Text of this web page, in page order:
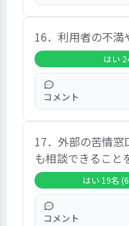
この項目では、
の96.6％を占め
0.0％、「いい
た。また、自由
どで丁寧に説明
れました。
16．利用者の不
はい
コメント
この項目では、
の82.8％を占め
6.9％、「いいえ
た。また、自由
うな経験があり
うに感じますな
17．外部の苦情
も相談できること
はい 19名
コメント